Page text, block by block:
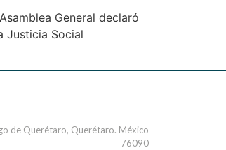
General declaró
Justicia Social
de Querétaro, Querétaro. México
76090